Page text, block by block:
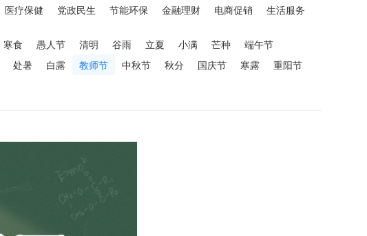
医疗保健 党政民生 节能环保 金融理财 电商促销 生活服务
寒食 愚人节 清明 谷雨 立夏 小满 芒种
端午节
处暑 白露 教师节 中秋节 秋分 国庆节 寒露
重阳节